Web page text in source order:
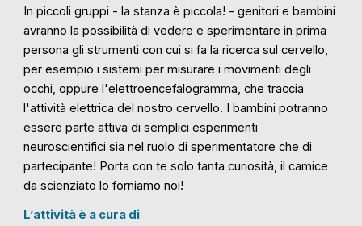
In piccoli gruppi - la stanza è piccola! - genitori e bambini
avranno la possibilità di vedere e sperimentare in prima
persona gli strumenti con cui si fa la ricerca sul cervello,
per esempio i sistemi per misurare i movimenti degli
occhi, oppure l'elettroencefalogramma, che traccia
l'attività elettrica del nostro cervello. I bambini potranno
essere parte attiva di semplici esperimenti
neuroscientifici sia nel ruolo di sperimentatore che di
partecipante! Porta con te solo tanta curiosità, il camice
da scienziato lo forniamo noi!
L’attività è a cura di